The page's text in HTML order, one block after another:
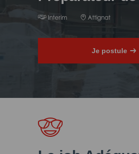
Interim Attignat
Je postule